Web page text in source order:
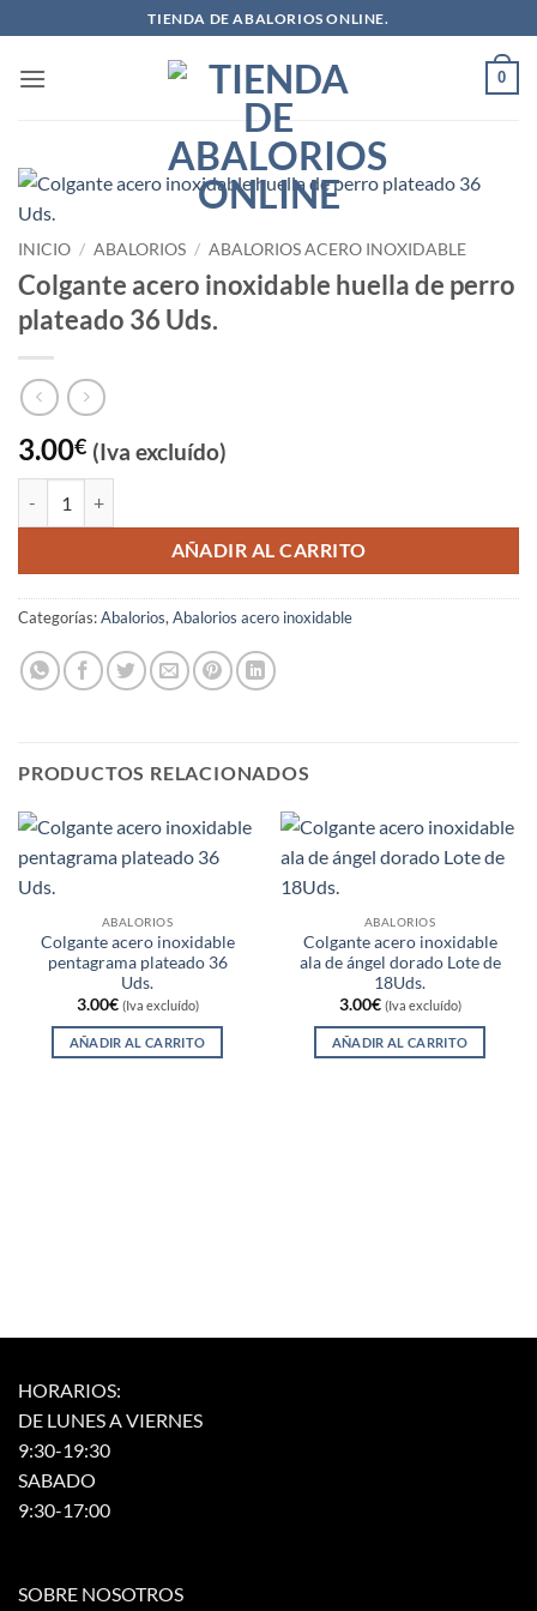
al
contenido
TIENDA DE ABALORIOS ONLINE.
0
INICIO / ABALORIOS / ABALORIOS ACERO INOXIDABLE
Colgante acero inoxidable huella de perro
plateado 36 Uds.
3.00€ (Iva excluído)
AÑADIR AL CARRITO
Categorías:Abalorios,Abalorios acero inoxidable
PRODUCTOS RELACIONADOS
ABALORIOS
Colgante acero inoxidable
pentagrama plateado 36
Uds.
3.00€ (Iva excluído)
AÑADIR AL CARRITO
ABALORIOS
Colgante acero inoxidable
ala de ángel dorado Lote de
18Uds.
3.00€ (Iva excluído)
AÑADIR AL CARRITO
HORARIOS:
DE LUNES A VIERNES
9:30-19:30
SABADO
9:30-17:00
SOBRE NOSOTROS